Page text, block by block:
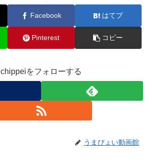
Facebook はてブ
Pinterest コピー
chippeiをフォローする
うまぴょい動画館